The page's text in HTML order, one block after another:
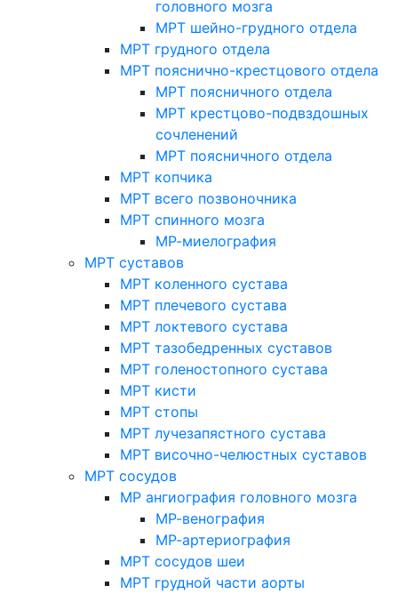
головного мозга
МРТ шейно-грудного отдела
МРТ грудного отдела
МРТ пояснично-крестцового отдела
МРТ поясничного отдела
МРТ крестцово-подвздошных
сочленений
МРТ поясничного отдела
МРТ копчика
МРТ всего позвоночника
МРТ спинного мозга
МР-миелография
МРТ суставов
МРТ коленного сустава
МРТ плечевого сустава
МРТ локтевого сустава
МРТ тазобедренных суставов
МРТ голеностопного сустава
МРТ кисти
МРТ стопы
МРТ лучезапястного сустава
МРТ височно-челюстных суставов
МРТ сосудов
МР ангиография головного мозга
МР-венография
МР-артериография
МРТ сосудов шеи
МРТ грудной части аорты